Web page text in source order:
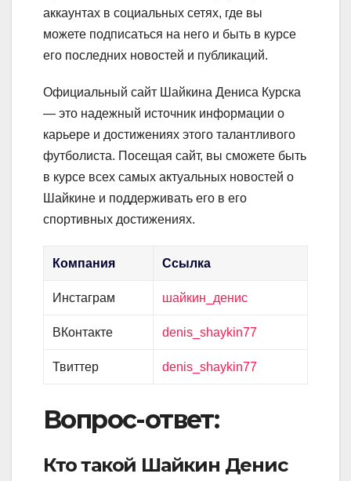
аккаунтах в социальных сетях, где вы
можете подписаться на него и быть в курсе
его последних новостей и публикаций.
Официальный сайт Шайкина Дениса Курска
— это надежный источник информации о
карьере и достижениях этого талантливого
футболиста. Посещая сайт, вы сможете быть
в курсе всех самых актуальных новостей о
Шайкине и поддерживать его в его
спортивных достижениях.
Компания Ссылка
Инстаграм шайкин_денис
ВКонтакте denis_shaykin77
Твиттер denis_shaykin77
Вопрос-ответ:
Кто такой Шайкин Денис